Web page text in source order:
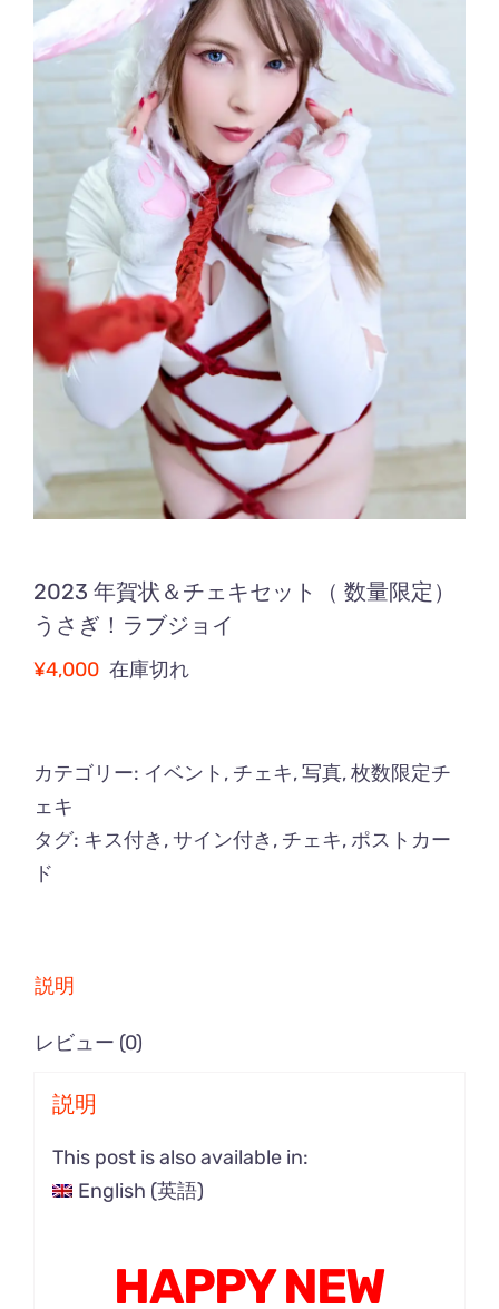
2023 年賀状＆チェキセット（ 数量限定）
うさぎ！ラブジョイ
¥4,000 在庫切れ
カテゴリー: イベント , チェキ,写真,枚数限定チ
ェキ
タグ: キス付き ,サイン付き , チェキ, ポストカー
ド
説明
レビュー (0)
説明
This post is also available in:
English (英語)
HAPPY NEW